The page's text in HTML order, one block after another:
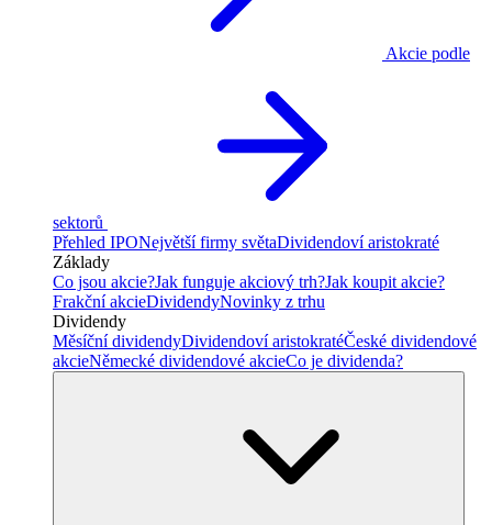
Akcie podle
sektorů
Přehled IPONejvětší firmy světaDividendoví aristokraté
Základy
Co jsou akcie?Jak funguje akciový trh?Jak koupit akcie?
Frakční akcieDividendyNovinky z trhu
Dividendy
Měsíční dividendyDividendoví aristokratéČeské dividendové
akcieNěmecké dividendové akcieCo je dividenda?